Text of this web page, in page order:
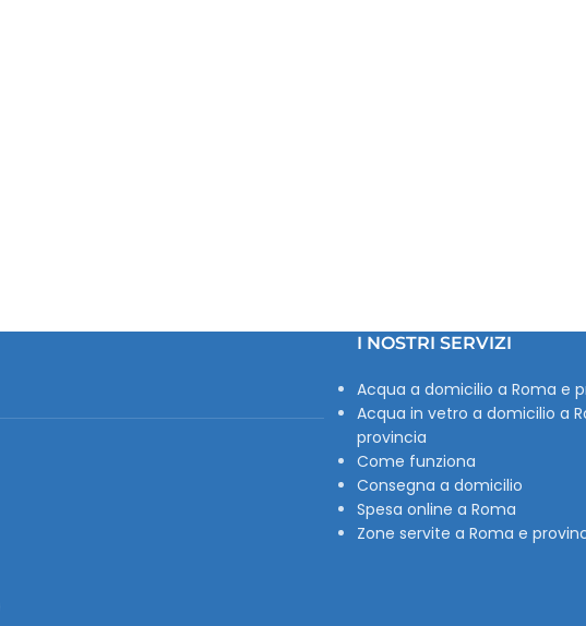
I NOSTRI SERVIZI
Acqua a domicilio a Roma e
Acqua in vetro a domicilio a
provincia
Come funziona
Consegna a domicilio
Spesa online a Roma
Zone servite a Roma e